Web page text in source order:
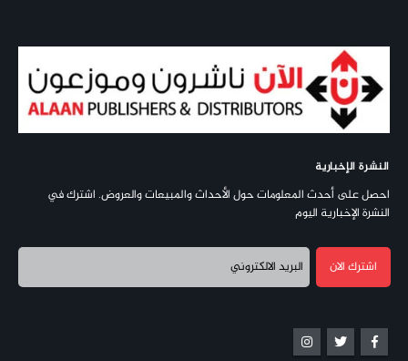
النشرة الإخبارية
احصل على أحدث المعلومات حول الأحداث والمبيعات والعروض. اشترك في
النشرة الإخبارية اليوم